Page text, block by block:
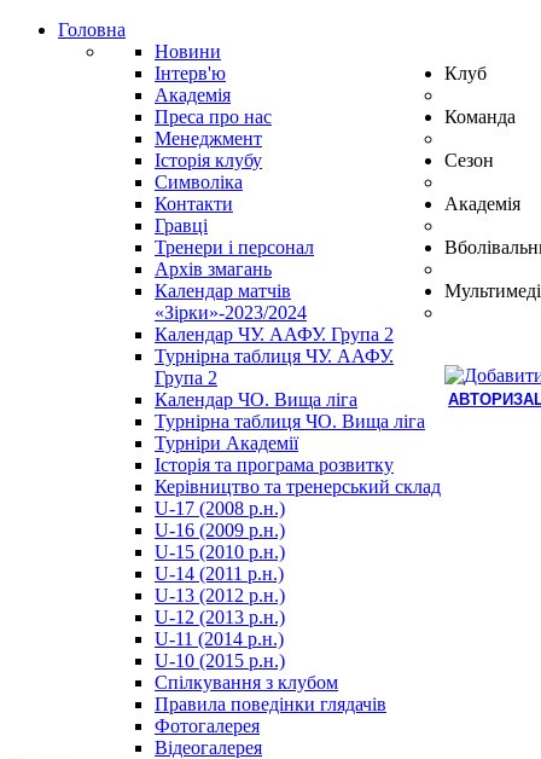
Головна
Новини
Інтерв'ю
Академія
Преса про нас
Клуб
Менеджмент
Історія клубу
Символіка
Контакти
Команда
Гравці
Тренери і персонал
Архів змагань
Сезон
Календар матчів
«Зірки»-2023/2024
Календар ЧУ. ААФУ. Група 2
Турнірна таблиця ЧУ. ААФУ.
Група 2
Календар ЧО. Вища ліга
Турнірна таблиця ЧО. Вища ліга
Академія
Турніри Академії
Історія та програма розвитку
Керівництво та тренерський склад
U-17 (2008 р.н.)
U-16 (2009 р.н.)
U-15 (2010 р.н.)
U-14 (2011 р.н.)
U-13 (2012 р.н.)
U-12 (2013 р.н.)
U-11 (2014 р.н.)
U-10 (2015 р.н.)
Спілкування з клубом
Правила поведінки глядачів
Фотогалерея
Відеогалерея